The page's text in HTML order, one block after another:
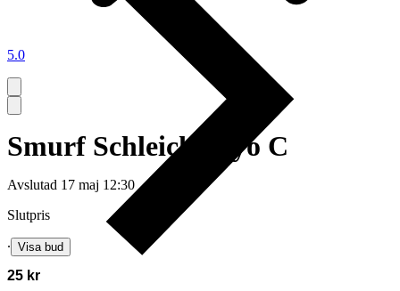
5.0
Smurf Schleich Peyo C
Avslutad 17 maj 12:30
Slutpris
∙ Visa bud
25 kr